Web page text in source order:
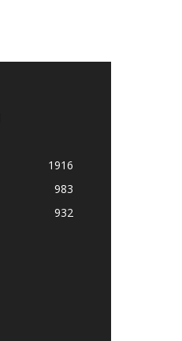
1916
983
932